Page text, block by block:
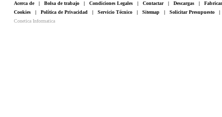
Acerca de| Bolsa de trabajo | Condiciones Legales | Contactar| Descargas |
Cookies | Política de Privacidad | Servicio Técnico | Sitemap | Solicitar Presupuesto
Conetica Informatica